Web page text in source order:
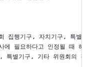
집행기구, 자치기구, 특별
필요하다고 인정될 때
별기구, 기타 위원회의